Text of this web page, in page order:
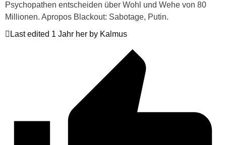
Psychopathen entscheiden über Wohl und Wehe von 80
Millionen. Apropos Blackout: Sabotage, Putin.
Last edited 1 Jahr her by Kalmus